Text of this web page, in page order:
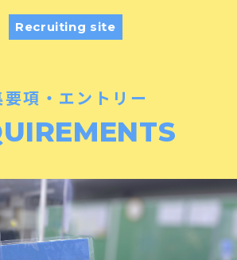
Recruiting site
要項・エントリー